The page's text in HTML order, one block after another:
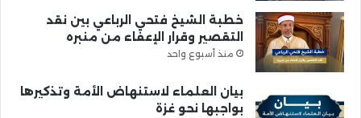
خطبة الشيخ فتحي الرباعي بين نقد
التقصير وقرار الإعفاء من منبره
منذ أسبوع واحد
بيان العلماء لاستنهاض الأمة وتذكيرها
بواجبها نحو غزة